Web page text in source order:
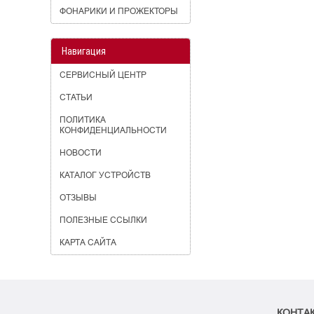
ФОНАРИКИ И ПРОЖЕКТОРЫ
Навигация
СЕРВИСНЫЙ ЦЕНТР
СТАТЬИ
ПОЛИТИКА
КОНФИДЕНЦИАЛЬНОСТИ
НОВОСТИ
КАТАЛОГ УСТРОЙСТВ
ОТЗЫВЫ
ПОЛЕЗНЫЕ ССЫЛКИ
КАРТА САЙТА